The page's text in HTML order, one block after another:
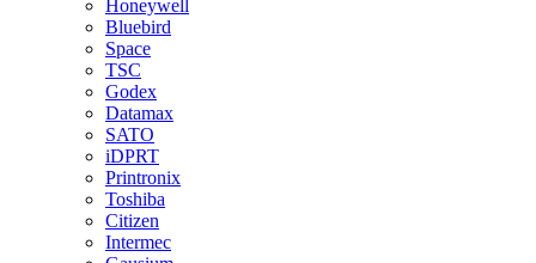
Honeywell
Bluebird
Space
TSC
Godex
Datamax
SATO
iDPRT
Printronix
Toshiba
Citizen
Intermec